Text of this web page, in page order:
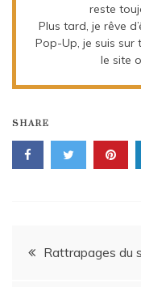
reste
Plus tard, je rêve
Pop-Up, je suis sur
le site
SHARE
Rattrapages du